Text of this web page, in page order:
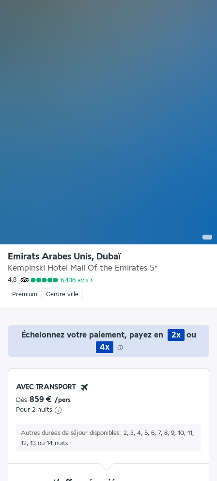
Emirats Arabes Unis, Dubaï
Kempinski Hotel Mall Of the Emirates 5*
4,8 6 436 avis
Premium Centre ville
Échelonnez votre paiement, payez en 2x
ou
4x
AVEC TRANSPORT
Dès 859 € /pers
Pour 2 nuits
Autres durées de séjour disponibles
2, 3, 4, 5, 6, 7, 8, 9, 10, 11,
12, 13 ou 14 nuits